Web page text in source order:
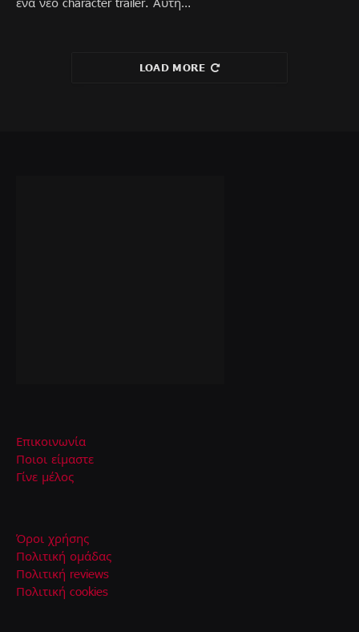
LOAD MORE
Επικοινωνία
Ποιοι είμαστε
Γίνε μέλος
Όροι χρήσης
Πολιτική ομάδας
Πολιτική reviews
Πολιτική cookies